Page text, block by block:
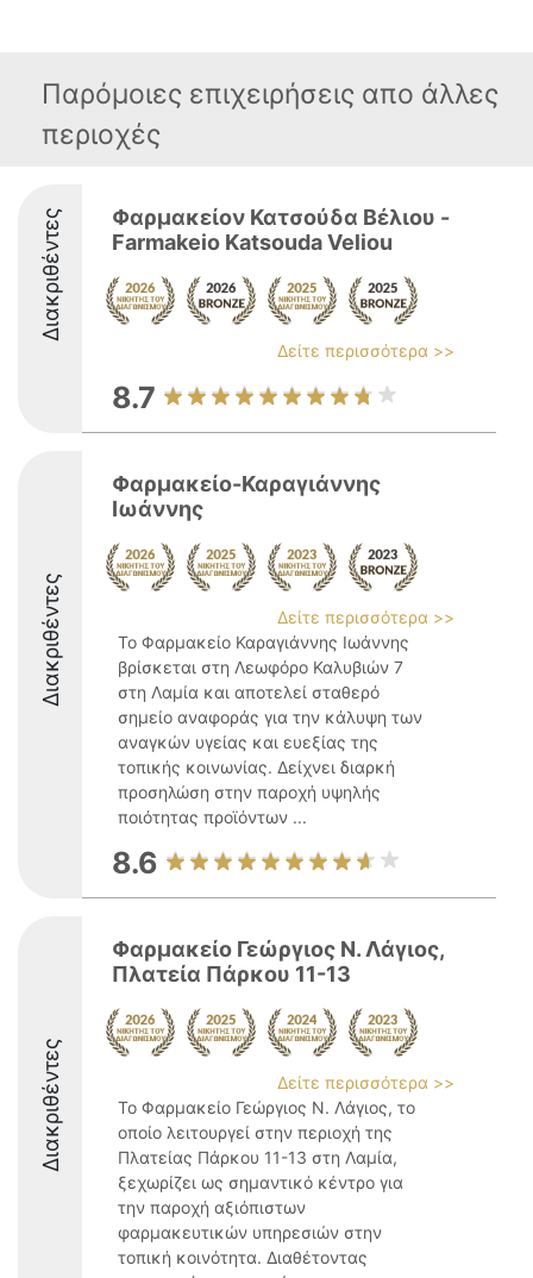
Παρόμοιες επιχειρήσεις απο άλλες
περιοχές
Διακριθέντες
Φαρμακείον Κατσούδα Βέλιου -
Farmakeio Katsouda Veliou
Δείτε περισσότερα >>
8.7
Διακριθέντες
Φαρμακείο-Καραγιάννης
Ιωάννης
Δείτε περισσότερα >>
Το Φαρμακείο Καραγιάννης Ιωάννης
βρίσκεται στη Λεωφόρο Καλυβιών 7
στη Λαμία και αποτελεί σταθερό
σημείο αναφοράς για την κάλυψη των
αναγκών υγείας και ευεξίας της
τοπικής κοινωνίας. Δείχνει διαρκή
προσηλώση στην παροχή υψηλής
ποιότητας προϊόντων ...
8.6
Διακριθέντες
Φαρμακείο Γεώργιος Ν. Λάγιος,
Πλατεία Πάρκου 11-13
Δείτε περισσότερα >>
Το Φαρμακείο Γεώργιος Ν. Λάγιος, το
οποίο λειτουργεί στην περιοχή της
Πλατείας Πάρκου 11-13 στη Λαμία,
ξεχωρίζει ως σημαντικό κέντρο για
την παροχή αξιόπιστων
φαρμακευτικών υπηρεσιών στην
τοπική κοινότητα. Διαθέτοντας